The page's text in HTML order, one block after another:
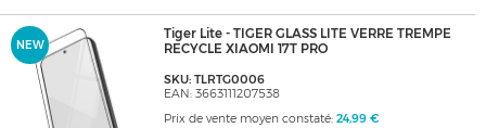
NEW
Tiger Lite - TIGER GLASS LITE VERRE TREMPE
RECYCLE XIAOMI 17T PRO
SKU: TLRTG0006
EAN: 3663111207538
Prix de vente moyen constaté: 24,99 €